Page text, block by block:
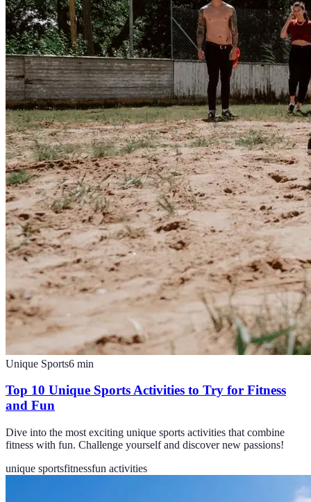
Unique Sports6 min
Top 10 Unique Sports Activities to Try for Fitness
and Fun
Dive into the most exciting unique sports activities that combine
fitness with fun. Challenge yourself and discover new passions!
unique sportsfitnessfun activities